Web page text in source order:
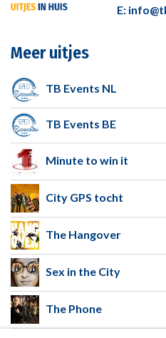
E:
Meer uitjes
TB Events NL
TB Events BE
Minute to win it
City GPS tocht
The Hangover
Sex in the City
The Phone